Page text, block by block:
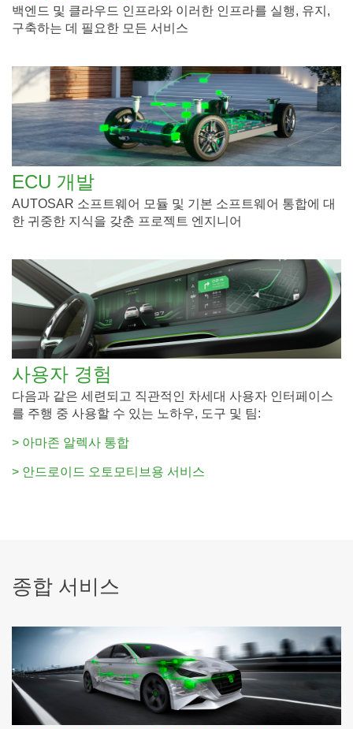
백엔드 및 클라우드 인프라와 이러한 인프라를 실행, 유지,
구축하는 데 필요한 모든 서비스
ECU 개발
AUTOSAR 소프트웨어 모듈 및 기본 소프트웨어 통합에 대
한 귀중한 지식을 갖춘 프로젝트 엔지니어
사용자 경험
다음과 같은 세련되고 직관적인 차세대 사용자 인터페이스
를 주행 중 사용할 수 있는 노하우, 도구 및 팀:
> 아마존 알렉사 통합
> 안드로이드 오토모티브용 서비스
종합 서비스